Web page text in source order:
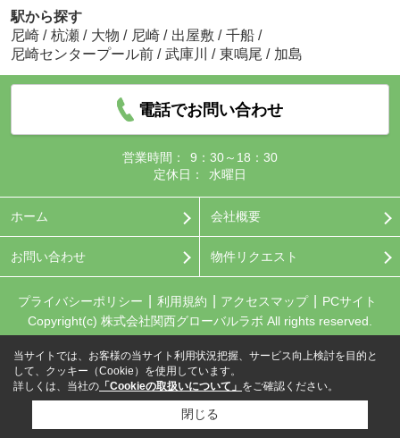
駅から探す
尼崎 / 杭瀬 / 大物 / 尼崎 / 出屋敷 / 千船 /
尼崎センタープール前 / 武庫川 / 東鳴尾 / 加島
電話でお問い合わせ
営業時間：
9：30～18：30
定休日：
水曜日
ホーム 会社概要
お問い合わせ 物件リクエスト
プライバシーポリシー 利用規約 アクセスマップ
PCサイト
Copyright(c) 株式会社関西グローバルラボ All rights reserved.
当サイトでは、お客様の当サイト利用状況把握、サービス向上検討を目的と
して、クッキー（Cookie）を使用しています。
詳しくは、当社の 「Cookieの取扱いについて」 をご確認ください。
閉じる